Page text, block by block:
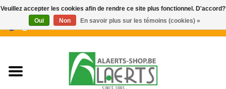
0 Articles - €0,00
Nouveautés
Veuillez accepter les cookies afin de rendre ce site plus fonctionnel. D'accord?
Oui
Non En savoir plus sur les témoins (cookies) »